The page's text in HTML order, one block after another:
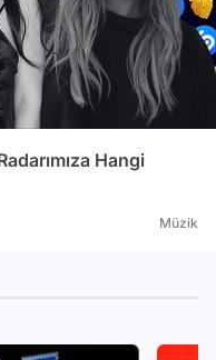
Hangi
Müzik